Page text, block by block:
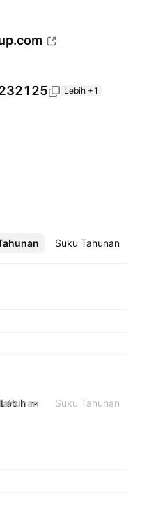
Lebih +1
Suku Tahunan
Lebih
Suku Tahunan
Lebih